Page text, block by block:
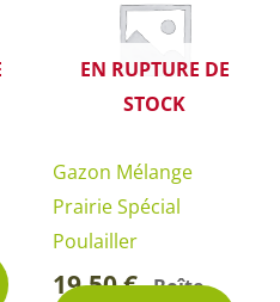
EN RUPTURE DE
STOCK
Gazon Mélange
Prairie Spécial
Poulailler
19,50€-Boîte